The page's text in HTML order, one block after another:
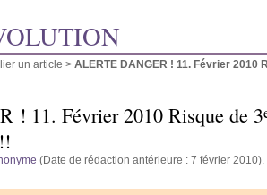
un article > ALERTE DANGER ! 11. Février 2010
! 11. Février 2010 Risque de 3
(Date de rédaction antérieure : 7 février 2010).